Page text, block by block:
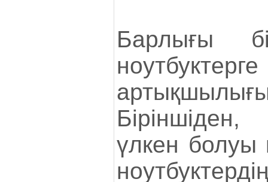
Барлығы
үлкен болуы